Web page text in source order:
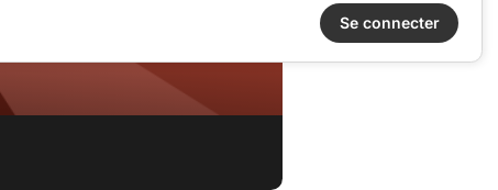
Se connecter